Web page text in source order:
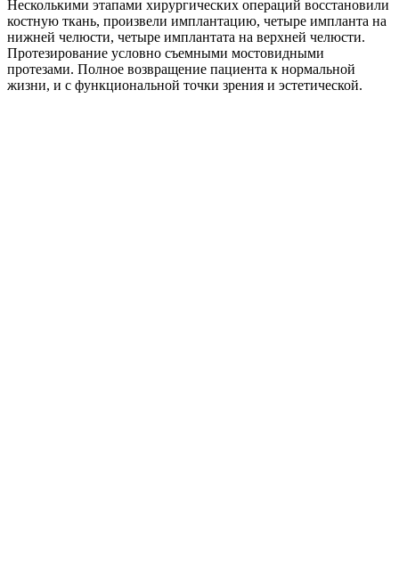
Несколькими этапами хирургических операций восстановили
костную ткань, произвели имплантацию, четыре импланта на
нижней челюсти, четыре имплантата на верхней челюсти.
Протезирование условно съемными мостовидными
протезами. Полное возвращение пациента к нормальной
жизни, и с функциональной точки зрения и эстетической.